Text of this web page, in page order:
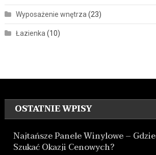
Wyposażenie wnętrza (23)
Łazienka (10)
OSTATNIE WPISY
Najtańsze Panele Winylowe – Gdzie
Szukać Okazji Cenowych?